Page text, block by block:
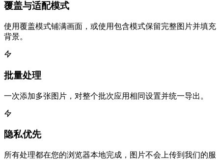
覆盖与适配模式
使用覆盖模式铺满画面，或使用包含模式保留完整图片并填充
背景。
批量处理
一次添加多张图片，对整个批次应用相同设置并统一导出。
隐私优先
所有处理都在您的浏览器本地完成，图片不会上传到我们的服